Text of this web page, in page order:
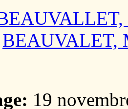
BEAUVALET,
19